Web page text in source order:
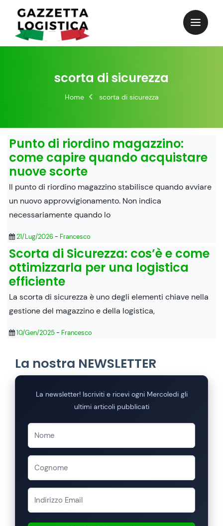
content
scorta di sicurezza
Home scorta di sicurezza
Punto di riordino magazzino:
come capire quando acquistare
nuove scorte
Il punto di riordino magazzino stabilisce quando avviare
un nuovo approvvigionamento. Non indica
necessariamente quando lo
21/Lug/2026- Francesco
Scorta di Sicurezza: cos’è e come
ottimizzarla per una logistica
efficiente
La scorta di sicurezza è uno degli elementi chiave nella
gestione del magazzino e della logistica,
10/Gen/2025- Francesco
La nostra NEWSLETTER
La newsletter! Iscriviti e ricevi ogni Mercoledi gli
ultimi articoli pubblicati